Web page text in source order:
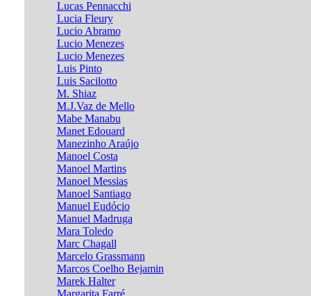
Lucas Pennacchi
Lucia Fleury
Lucio Abramo
Lucio Menezes
Lucio Menezes
Luis Pinto
Luis Sacilotto
M. Shiaz
M.J.Vaz de Mello
Mabe Manabu
Manet Edouard
Manezinho Araújo
Manoel Costa
Manoel Martins
Manoel Messias
Manoel Santiago
Manuel Eudócio
Manuel Madruga
Mara Toledo
Marc Chagall
Marcelo Grassmann
Marcos Coelho Bejamin
Marek Halter
Margarita Farré